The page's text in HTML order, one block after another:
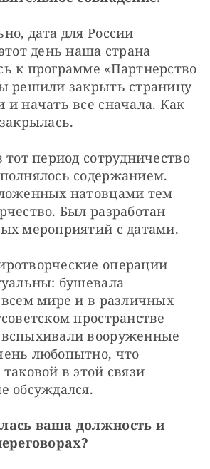
дата для России
день наша страна
к программе «Партнерство
решили закрыть страницу
начать все сначала. Как
период сотрудничество
содержанием.
натовцами тем
Был разработан
мероприятий с датами.
операции
бушевала
мире и в различных
пространстве
вооруженные
любопытно, что
в этой связи
обсуждался.
ваша должность и